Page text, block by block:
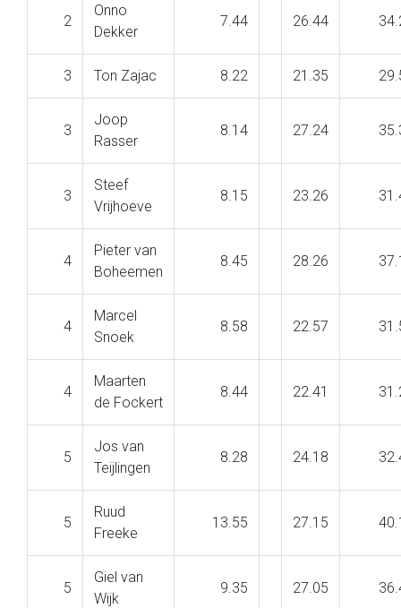
2
Onno
Dekker
7.44 26.44
3 Ton Zajac 8.22 21.35
3
Joop
Rasser
8.14 27.24
3
Steef
Vrijhoeve
8.15 23.26
4
Pieter van
Boheemen
8.45 28.26
4
Marcel
Snoek
8.58 22.57
4
Maarten
de Fockert
8.44 22.41
5
Jos van
Teijlingen
8.28 24.18
5
Ruud
Freeke
13.55 27.15
5
Giel van
Wijk
9.35 27.05